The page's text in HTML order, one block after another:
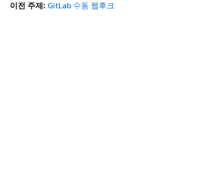
이전 주제: GitLab 수동 웹후크